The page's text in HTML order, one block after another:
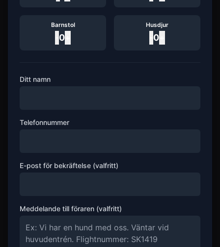
Barnstol
0
Husdjur
0
Ditt namn
Telefonnummer
E-post för bekräftelse (valfritt)
Meddelande till föraren (valfritt)